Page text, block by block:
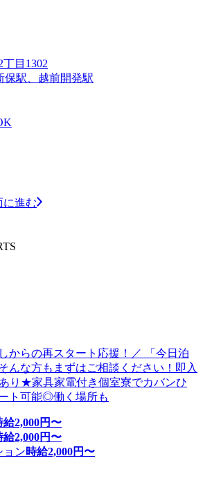
目1302
保駅、越前開発駅
に進む
からの再スタート応援！／ 「今日泊
んな方もまずはご相談ください！即入
り★家具家電付き個室寮でカバンひ
ト可能◎働く場所も
給2,000円〜
給2,000円〜
ョン時給2,000円〜